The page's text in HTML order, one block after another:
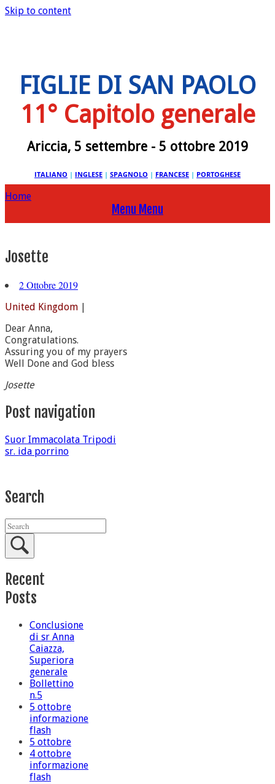
Skip to content
FIGLIE DI SAN PAOLO
11° Capitolo generale
Ariccia, 5 settembre - 5 ottobre 2019
ITALIANO | INGLESE | SPAGNOLO | FRANCESE | PORTOGHESE
Home
Menu Menu
Josette
2 Ottobre 2019
United Kingdom |
Dear Anna,
Congratulations.
Assuring you of my prayers
Well Done and God bless
Josette
Post navigation
Suor Immacolata Tripodi
sr. ida porrino
Search
Recent
Posts
Conclusione
di sr Anna
Caiazza,
Superiora
generale
Bollettino
n.5
5 ottobre
informazione
flash
5 ottobre
4 ottobre
informazione
flash